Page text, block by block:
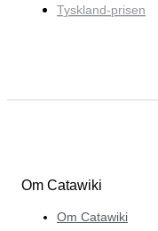
Tyskland-prisen
Om Catawiki
Om Catawiki